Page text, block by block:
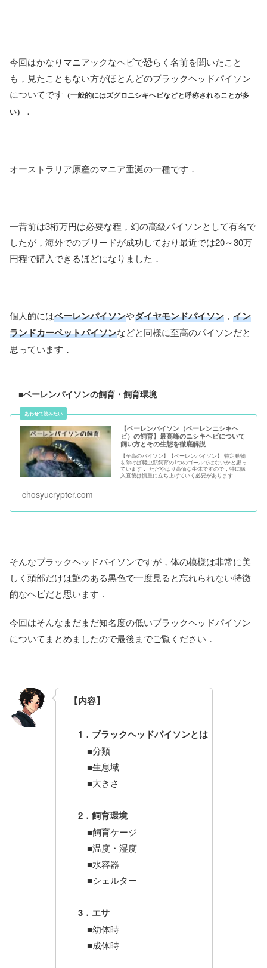
今回はかなりマニアックなヘビで恐らく名前を聞いたこと
も，見たこともない方がほとんどのブラックヘッドパイソン
についてです （一般的にはズグロニシキヘビなどと呼称されることが多
い）
．
オーストラリア原産のマニア垂涎の一種です．
一昔前は3桁万円は必要な程，幻の高級パイソンとして有名で
したが，海外でのブリードが成功しており最近では20～30万
円程で購入できるほどになりました．
個人的にはベーレンパイソンやダイヤモンドパイソン ， イン
ランドカーペットパイソンなどと同様に至高のパイソンだと
思っています．
■ベーレンパイソンの飼育・飼育環境
【ベーレンパイソン（ベーレンニシキヘ
ビ）の飼育】最高峰のニシキヘビについて
飼い方とその生態を徹底解説
【至高のパイソン】【ベーレンパイソン】 特定動物
を除けば爬虫類飼育の1つのゴールではないかと思っ
ています． ただやはり高価な生体ですので，特に購
入直後は慎重に立ち上げていく必要があります．
chosyucrypter.com
そんなブラックヘッドパイソンですが，体の模様は非常に美
しく頭部だけは艶のある黒色で一度見ると忘れられない特徴
的なヘビだと思います．
今回はそんなまだまだ知名度の低いブラックヘッドパイソン
についてまとめましたので最後までご覧ください．
【内容】
1．ブラックヘッドパイソンとは
■分類
■生息域
■大きさ
2．飼育環境
■飼育ケージ
■温度・湿度
■水容器
■シェルター
3．エサ
■幼体時
■成体時